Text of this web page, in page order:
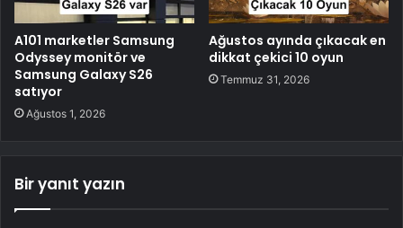
A101 marketler Samsung
Odyssey monitör ve
Samsung Galaxy S26
satıyor
Ağustos 1, 2026
Ağustos ayında çıkacak en
dikkat çekici 10 oyun
Temmuz 31, 2026
Bir yanıt yazın